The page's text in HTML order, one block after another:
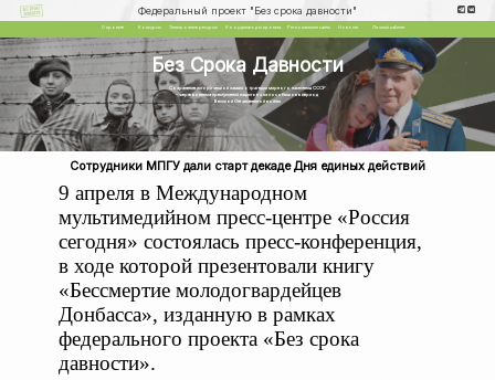
Федеральный проект "Без срока давности"
О проекте Конкурсы Электронные ресурсы Координаторы проекта Региональные сайты Новости Личный кабинет
Без Срока Давности
Сохранение исторической памяти о трагедии мирного населения СССР
– жертв военных преступлений нацистов и их пособников в период
Великой Отечественной войны
Сотрудники МПГУ дали старт декаде Дня единых действий
9 апреля в Международном
мультимедийном пресс-центре «Россия
сегодня» состоялась пресс-конференция,
в ходе которой презентовали книгу
«Бессмертие молодогвардейцев
Донбасса», изданную в рамках
федерального проекта «Без срока
давности».